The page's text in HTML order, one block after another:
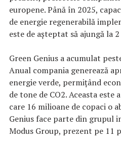
europene. Până în 2025,
de energie regenerabilă
este de așteptat să ajungă la 2
Green Genius a acumulat
Anual compania generează
energie verde, permițând
de tone de CO2. Aceasta
care 16 milioane de copaci o
Genius face parte din grupul
Modus Group, prezent pe 11